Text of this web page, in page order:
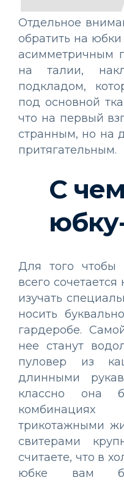
Отдельное
обратить на
асимметричным
на талии,
подкладом,
под основной
что на первый
странным, но на
притягательным.
С
Для того чтобы
всего
изучать
носить
гардеробе.
нее станут
пуловер из
длинными
классно она
трикотажными
свитерами
считаете, что в
юбке вам